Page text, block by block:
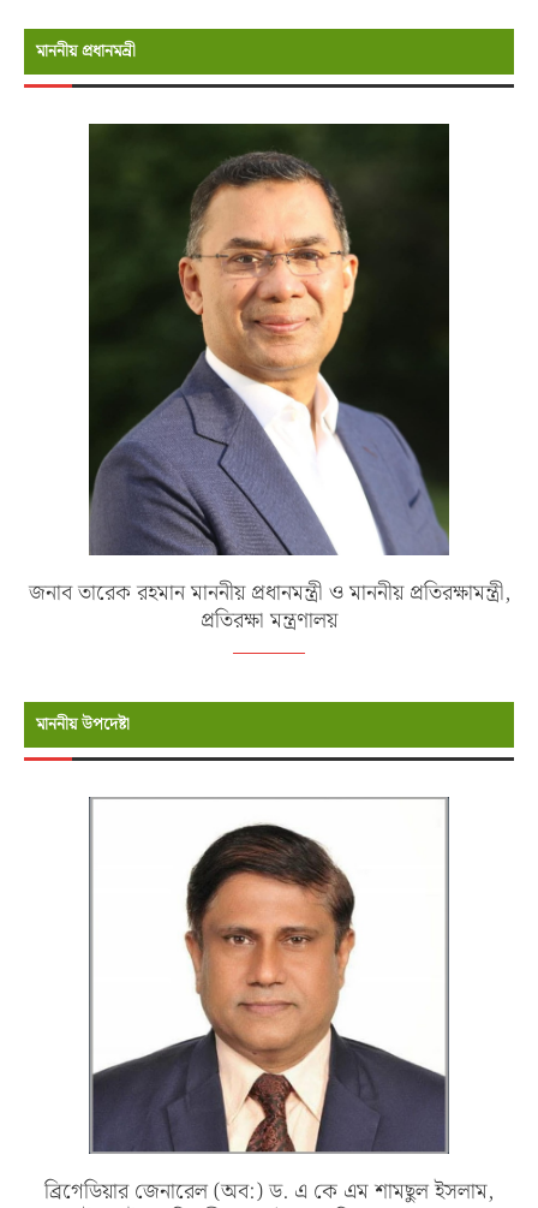
মাননীয় প্রধানমন্রী
জনাব তারেক রহমান মাননীয় প্রধানমন্ত্রী ও মাননীয় প্রতিরক্ষামন্ত্রী,
প্রতিরক্ষা মন্ত্রণালয়
মাননীয় উপদেষ্টা
ব্রিগেডিয়ার জেনারেল (অব:) ড. এ কে এম শামছুল ইসলাম,